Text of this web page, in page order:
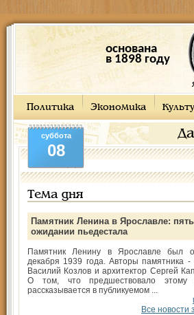
основана
в 1898 году
Политика Экономика
суббота
08
Тема дня
Памятник Ленина в Ярославле:
ожидании пьедестала
Памятник Ленину в Ярославле был
декабря 1939 года. Авторы памятника -
Василий Козлов и архитектор Сергей
О том, что предшествовало этому
рассказывается в публикуемом ...
Все новости